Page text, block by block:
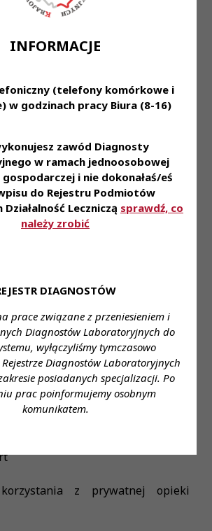
INFORMACJE
(telefony komórkowe i
w godzinach pracy Biura (8-16)
zawód Diagnosty
w ramach jednoosobowej
gospodarczej i nie dokonałaś/eś
do Rejestru Podmiotów
Leczniczą sprawdź, co
należy zrobić
DIAGNOSTÓW
prace związane z przeniesieniem i
Diagnostów Laboratoryjnych do
wyłączyliśmy tymczasowo
Diagnostów Laboratoryjnych
posiadanych specjalizacji. Po
prac poinformujemy osobnym
komunikatem.
oraz klienta)
komputera – MS Word, MS
organizacja pracy własnej oraz
w wykonywane obowiązki
na podstawie umowy o
dostępnym na rynku
i odpowiedzialności
kwalifikacji zawodowych
usługi dla naszych Pracowników i
z prywatnej opieki